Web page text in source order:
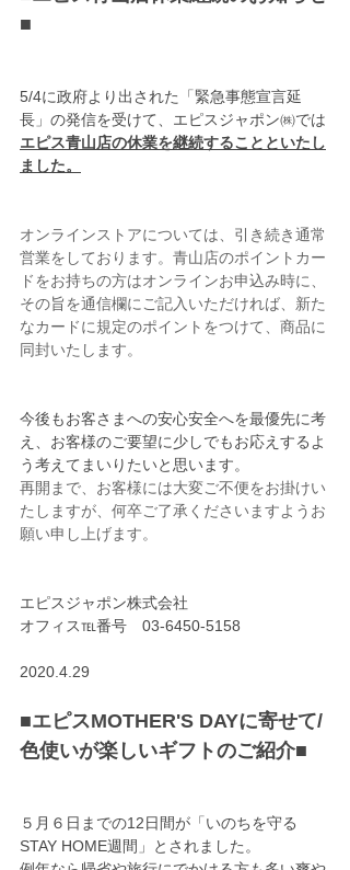
■
5/4に政府より出された「緊急事態宣言延
長」の発信を受けて、エピスジャポン㈱では
エピス青山店の休業を継続することといたし
ました。
オンラインストアについては、引き続き通常
営業をしております。青山店のポイントカー
ドをお持ちの方はオンラインお申込み時に、
その旨を通信欄にご記入いただければ、新た
なカードに規定のポイントをつけて、商品に
同封いたします。
今後もお客さまへの安心安全へを最優先に考
え、お客様のご要望に少しでもお応えするよ
う考えてまいりたいと思います。
再開まで、お客様には大変ご不便をお掛けい
たしますが、何卒ご了承くださいますようお
願い申し上げます。
エピスジャポン株式会社
オフィス℡番号　03-6450-5158
2020.4.29
■エピスMOTHER'S DAYに寄せて/
色使いが楽しいギフトのご紹介■
５月６日までの12日間が「いのちを守る
STAY HOME週間」とされました。